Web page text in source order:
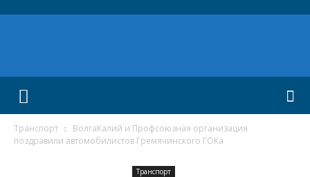
Транспорт
ВолгаКалий и Профсоюзная организация
поздравили автомобилистов Гремячинского ГОКа
Транспорт